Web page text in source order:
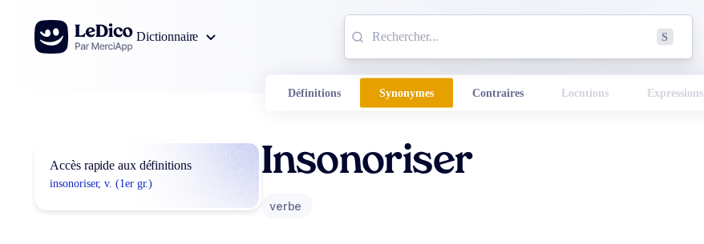
Aller au contenu
Dictionnaire
S
Définitions Synonymes Contraires Locutions Expressions
Accès rapide aux définitions
insonoriser, v. (1er gr.)
Insonoriser
verbe